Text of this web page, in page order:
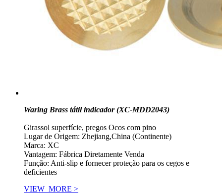
Waring Brass tátil indicador (XC-MDD2043)
Girassol superfície, pregos Ocos com pino
Lugar de Origem: Zhejiang,China (Continente)
Marca: XC
Vantagem: Fábrica Diretamente Venda
Função: Anti-slip e fornecer proteção para os cegos e
deficientes
VIEW_MORE >